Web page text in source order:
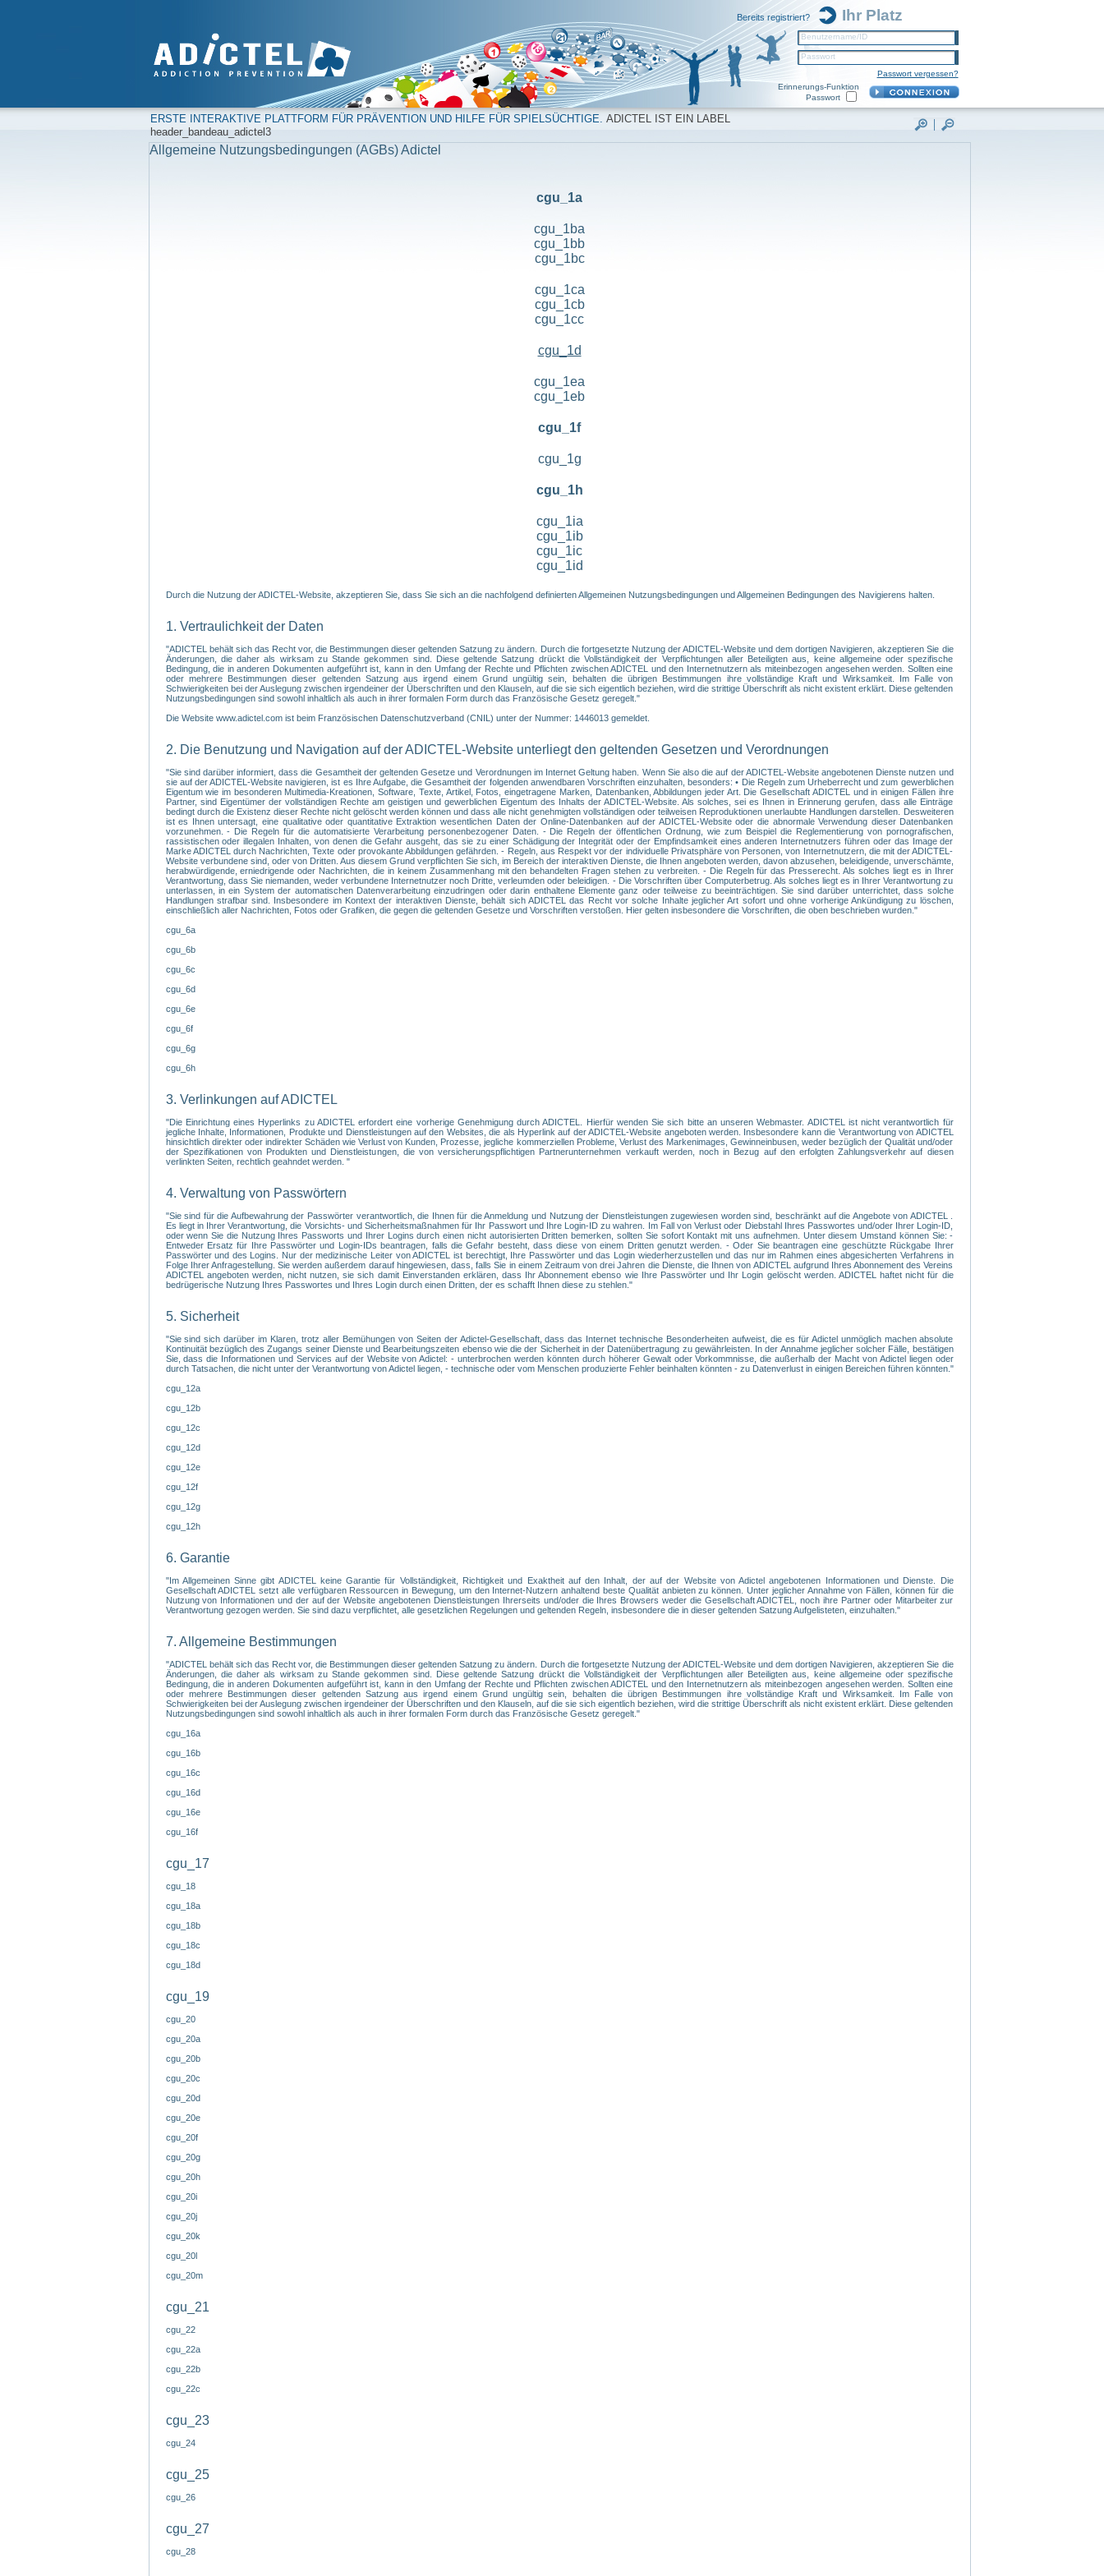
Bereits registriert? Ihr Platz
Benutzername/ID
Passwort
Passwort vergessen?
Erinnerungs-Funktion
Passwort
ERSTE INTERAKTIVE PLATTFORM FÜR PRÄVENTION UND HILFE FÜR SPIELSÜCHTIGE. ADICTEL IST EIN LABEL
header_bandeau_adictel3
Allgemeine Nutzungsbedingungen (AGBs) Adictel
cgu_1a
cgu_1ba
cgu_1bb
cgu_1bc
cgu_1ca
cgu_1cb
cgu_1cc
cgu_1d
cgu_1ea
cgu_1eb
cgu_1f
cgu_1g
cgu_1h
cgu_1ia
cgu_1ib
cgu_1ic
cgu_1id
Durch die Nutzung der ADICTEL-Website, akzeptieren Sie, dass Sie sich an die nachfolgend definierten Allgemeinen Nutzungsbedingungen und Allgemeinen Bedingungen des Navigierens halten.
1. Vertraulichkeit der Daten
"ADICTEL behält sich das Recht vor, die Bestimmungen dieser geltenden Satzung zu ändern. Durch die fortgesetzte Nutzung der ADICTEL-Website und dem dortigen Navigieren, akzeptieren Sie die
Änderungen, die daher als wirksam zu Stande gekommen sind. Diese geltende Satzung drückt die Vollständigkeit der Verpflichtungen aller Beteiligten aus, keine allgemeine oder spezifische
Bedingung, die in anderen Dokumenten aufgeführt ist, kann in den Umfang der Rechte und Pflichten zwischen ADICTEL und den Internetnutzern als miteinbezogen angesehen werden. Sollten eine
oder mehrere Bestimmungen dieser geltenden Satzung aus irgend einem Grund ungültig sein, behalten die übrigen Bestimmungen ihre vollständige Kraft und Wirksamkeit. Im Falle von
Schwierigkeiten bei der Auslegung zwischen irgendeiner der Überschriften und den Klauseln, auf die sie sich eigentlich beziehen, wird die strittige Überschrift als nicht existent erklärt. Diese geltenden
Nutzungsbedingungen sind sowohl inhaltlich als auch in ihrer formalen Form durch das Französische Gesetz geregelt."
Die Website www.adictel.com ist beim Französischen Datenschutzverband (CNIL) unter der Nummer: 1446013 gemeldet.
2. Die Benutzung und Navigation auf der ADICTEL-Website unterliegt den geltenden Gesetzen und Verordnungen
"Sie sind darüber informiert, dass die Gesamtheit der geltenden Gesetze und Verordnungen im Internet Geltung haben. Wenn Sie also die auf der ADICTEL-Website angebotenen Dienste nutzen und
sie auf der ADICTEL-Website navigieren, ist es Ihre Aufgabe, die Gesamtheit der folgenden anwendbaren Vorschriften einzuhalten, besonders: • Die Regeln zum Urheberrecht und zum gewerblichen
Eigentum wie im besonderen Multimedia-Kreationen, Software, Texte, Artikel, Fotos, eingetragene Marken, Datenbanken, Abbildungen jeder Art. Die Gesellschaft ADICTEL und in einigen Fällen ihre
Partner, sind Eigentümer der vollständigen Rechte am geistigen und gewerblichen Eigentum des Inhalts der ADICTEL-Website. Als solches, sei es Ihnen in Erinnerung gerufen, dass alle Einträge
bedingt durch die Existenz dieser Rechte nicht gelöscht werden können und dass alle nicht genehmigten vollständigen oder teilweisen Reproduktionen unerlaubte Handlungen darstellen. Desweiteren
ist es Ihnen untersagt, eine qualitative oder quantitative Extraktion wesentlichen Daten der Online-Datenbanken auf der ADICTEL-Website oder die abnormale Verwendung dieser Datenbanken
vorzunehmen. - Die Regeln für die automatisierte Verarbeitung personenbezogener Daten. - Die Regeln der öffentlichen Ordnung, wie zum Beispiel die Reglementierung von pornografischen,
rassistischen oder illegalen Inhalten, von denen die Gefahr ausgeht, das sie zu einer Schädigung der Integrität oder der Empfindsamkeit eines anderen Internetnutzers führen oder das Image der
Marke ADICTEL durch Nachrichten, Texte oder provokante Abbildungen gefährden. - Regeln, aus Respekt vor der individuelle Privatsphäre von Personen, von Internetnutzern, die mit der ADICTEL-
Website verbundene sind, oder von Dritten. Aus diesem Grund verpflichten Sie sich, im Bereich der interaktiven Dienste, die Ihnen angeboten werden, davon abzusehen, beleidigende, unverschämte,
herabwürdigende, erniedrigende oder Nachrichten, die in keinem Zusammenhang mit den behandelten Fragen stehen zu verbreiten. - Die Regeln für das Presserecht. Als solches liegt es in Ihrer
Verantwortung, dass Sie niemanden, weder verbundene Internetnutzer noch Dritte, verleumden oder beleidigen. - Die Vorschriften über Computerbetrug. Als solches liegt es in Ihrer Verantwortung zu
unterlassen, in ein System der automatischen Datenverarbeitung einzudringen oder darin enthaltene Elemente ganz oder teilweise zu beeinträchtigen. Sie sind darüber unterrichtet, dass solche
Handlungen strafbar sind. Insbesondere im Kontext der interaktiven Dienste, behält sich ADICTEL das Recht vor solche Inhalte jeglicher Art sofort und ohne vorherige Ankündigung zu löschen,
einschließlich aller Nachrichten, Fotos oder Grafiken, die gegen die geltenden Gesetze und Vorschriften verstoßen. Hier gelten insbesondere die Vorschriften, die oben beschrieben wurden."
cgu_6a
cgu_6b
cgu_6c
cgu_6d
cgu_6e
cgu_6f
cgu_6g
cgu_6h
3. Verlinkungen auf ADICTEL
"Die Einrichtung eines Hyperlinks zu ADICTEL erfordert eine vorherige Genehmigung durch ADICTEL. Hierfür wenden Sie sich bitte an unseren Webmaster. ADICTEL ist nicht verantwortlich für
jegliche Inhalte, Informationen, Produkte und Dienstleistungen auf den Websites, die als Hyperlink auf der ADICTEL-Website angeboten werden. Insbesondere kann die Verantwortung von ADICTEL
hinsichtlich direkter oder indirekter Schäden wie Verlust von Kunden, Prozesse, jegliche kommerziellen Probleme, Verlust des Markenimages, Gewinneinbusen, weder bezüglich der Qualität und/oder
der Spezifikationen von Produkten und Dienstleistungen, die von versicherungspflichtigen Partnerunternehmen verkauft werden, noch in Bezug auf den erfolgten Zahlungsverkehr auf diesen
verlinkten Seiten, rechtlich geahndet werden. "
4. Verwaltung von Passwörtern
"Sie sind für die Aufbewahrung der Passwörter verantwortlich, die Ihnen für die Anmeldung und Nutzung der Dienstleistungen zugewiesen worden sind, beschränkt auf die Angebote von ADICTEL .
Es liegt in Ihrer Verantwortung, die Vorsichts- und Sicherheitsmaßnahmen für Ihr Passwort und Ihre Login-ID zu wahren. Im Fall von Verlust oder Diebstahl Ihres Passwortes und/oder Ihrer Login-ID,
oder wenn Sie die Nutzung Ihres Passworts und Ihrer Logins durch einen nicht autorisierten Dritten bemerken, sollten Sie sofort Kontakt mit uns aufnehmen. Unter diesem Umstand können Sie: -
Entweder Ersatz für Ihre Passwörter und Login-IDs beantragen, falls die Gefahr besteht, dass diese von einem Dritten genutzt werden. - Oder Sie beantragen eine geschützte Rückgabe Ihrer
Passwörter und des Logins. Nur der medizinische Leiter von ADICTEL ist berechtigt, Ihre Passwörter und das Login wiederherzustellen und das nur im Rahmen eines abgesicherten Verfahrens in
Folge Ihrer Anfragestellung. Sie werden außerdem darauf hingewiesen, dass, falls Sie in einem Zeitraum von drei Jahren die Dienste, die Ihnen von ADICTEL aufgrund Ihres Abonnement des Vereins
ADICTEL angeboten werden, nicht nutzen, sie sich damit Einverstanden erklären, dass Ihr Abonnement ebenso wie Ihre Passwörter und Ihr Login gelöscht werden. ADICTEL haftet nicht für die
bedrügerische Nutzung Ihres Passwortes und Ihres Login durch einen Dritten, der es schafft Ihnen diese zu stehlen."
5. Sicherheit
"Sie sind sich darüber im Klaren, trotz aller Bemühungen von Seiten der Adictel-Gesellschaft, dass das Internet technische Besonderheiten aufweist, die es für Adictel unmöglich machen absolute
Kontinuität bezüglich des Zugangs seiner Dienste und Bearbeitungszeiten ebenso wie die der Sicherheit in der Datenübertragung zu gewährleisten. In der Annahme jeglicher solcher Fälle, bestätigen
Sie, dass die Informationen und Services auf der Website von Adictel: - unterbrochen werden könnten durch höherer Gewalt oder Vorkommnisse, die außerhalb der Macht von Adictel liegen oder
durch Tatsachen, die nicht unter der Verantwortung von Adictel liegen, - technische oder vom Menschen produzierte Fehler beinhalten könnten - zu Datenverlust in einigen Bereichen führen könnten."
cgu_12a
cgu_12b
cgu_12c
cgu_12d
cgu_12e
cgu_12f
cgu_12g
cgu_12h
6. Garantie
"Im Allgemeinen Sinne gibt ADICTEL keine Garantie für Vollständigkeit, Richtigkeit und Exaktheit auf den Inhalt, der auf der Website von Adictel angebotenen Informationen und Dienste. Die
Gesellschaft ADICTEL setzt alle verfügbaren Ressourcen in Bewegung, um den Internet-Nutzern anhaltend beste Qualität anbieten zu können. Unter jeglicher Annahme von Fällen, können für die
Nutzung von Informationen und der auf der Website angebotenen Dienstleistungen Ihrerseits und/oder die Ihres Browsers weder die Gesellschaft ADICTEL, noch ihre Partner oder Mitarbeiter zur
Verantwortung gezogen werden. Sie sind dazu verpflichtet, alle gesetzlichen Regelungen und geltenden Regeln, insbesondere die in dieser geltenden Satzung Aufgelisteten, einzuhalten."
7. Allgemeine Bestimmungen
"ADICTEL behält sich das Recht vor, die Bestimmungen dieser geltenden Satzung zu ändern. Durch die fortgesetzte Nutzung der ADICTEL-Website und dem dortigen Navigieren, akzeptieren Sie die
Änderungen, die daher als wirksam zu Stande gekommen sind. Diese geltende Satzung drückt die Vollständigkeit der Verpflichtungen aller Beteiligten aus, keine allgemeine oder spezifische
Bedingung, die in anderen Dokumenten aufgeführt ist, kann in den Umfang der Rechte und Pflichten zwischen ADICTEL und den Internetnutzern als miteinbezogen angesehen werden. Sollten eine
oder mehrere Bestimmungen dieser geltenden Satzung aus irgend einem Grund ungültig sein, behalten die übrigen Bestimmungen ihre vollständige Kraft und Wirksamkeit. Im Falle von
Schwierigkeiten bei der Auslegung zwischen irgendeiner der Überschriften und den Klauseln, auf die sie sich eigentlich beziehen, wird die strittige Überschrift als nicht existent erklärt. Diese geltenden
Nutzungsbedingungen sind sowohl inhaltlich als auch in ihrer formalen Form durch das Französische Gesetz geregelt."
cgu_16a
cgu_16b
cgu_16c
cgu_16d
cgu_16e
cgu_16f
cgu_17
cgu_18
cgu_18a
cgu_18b
cgu_18c
cgu_18d
cgu_19
cgu_20
cgu_20a
cgu_20b
cgu_20c
cgu_20d
cgu_20e
cgu_20f
cgu_20g
cgu_20h
cgu_20i
cgu_20j
cgu_20k
cgu_20l
cgu_20m
cgu_21
cgu_22
cgu_22a
cgu_22b
cgu_22c
cgu_23
cgu_24
cgu_25
cgu_26
cgu_27
cgu_28